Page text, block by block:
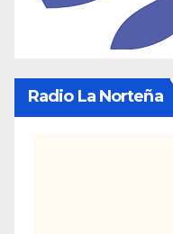
Radio La Norteña